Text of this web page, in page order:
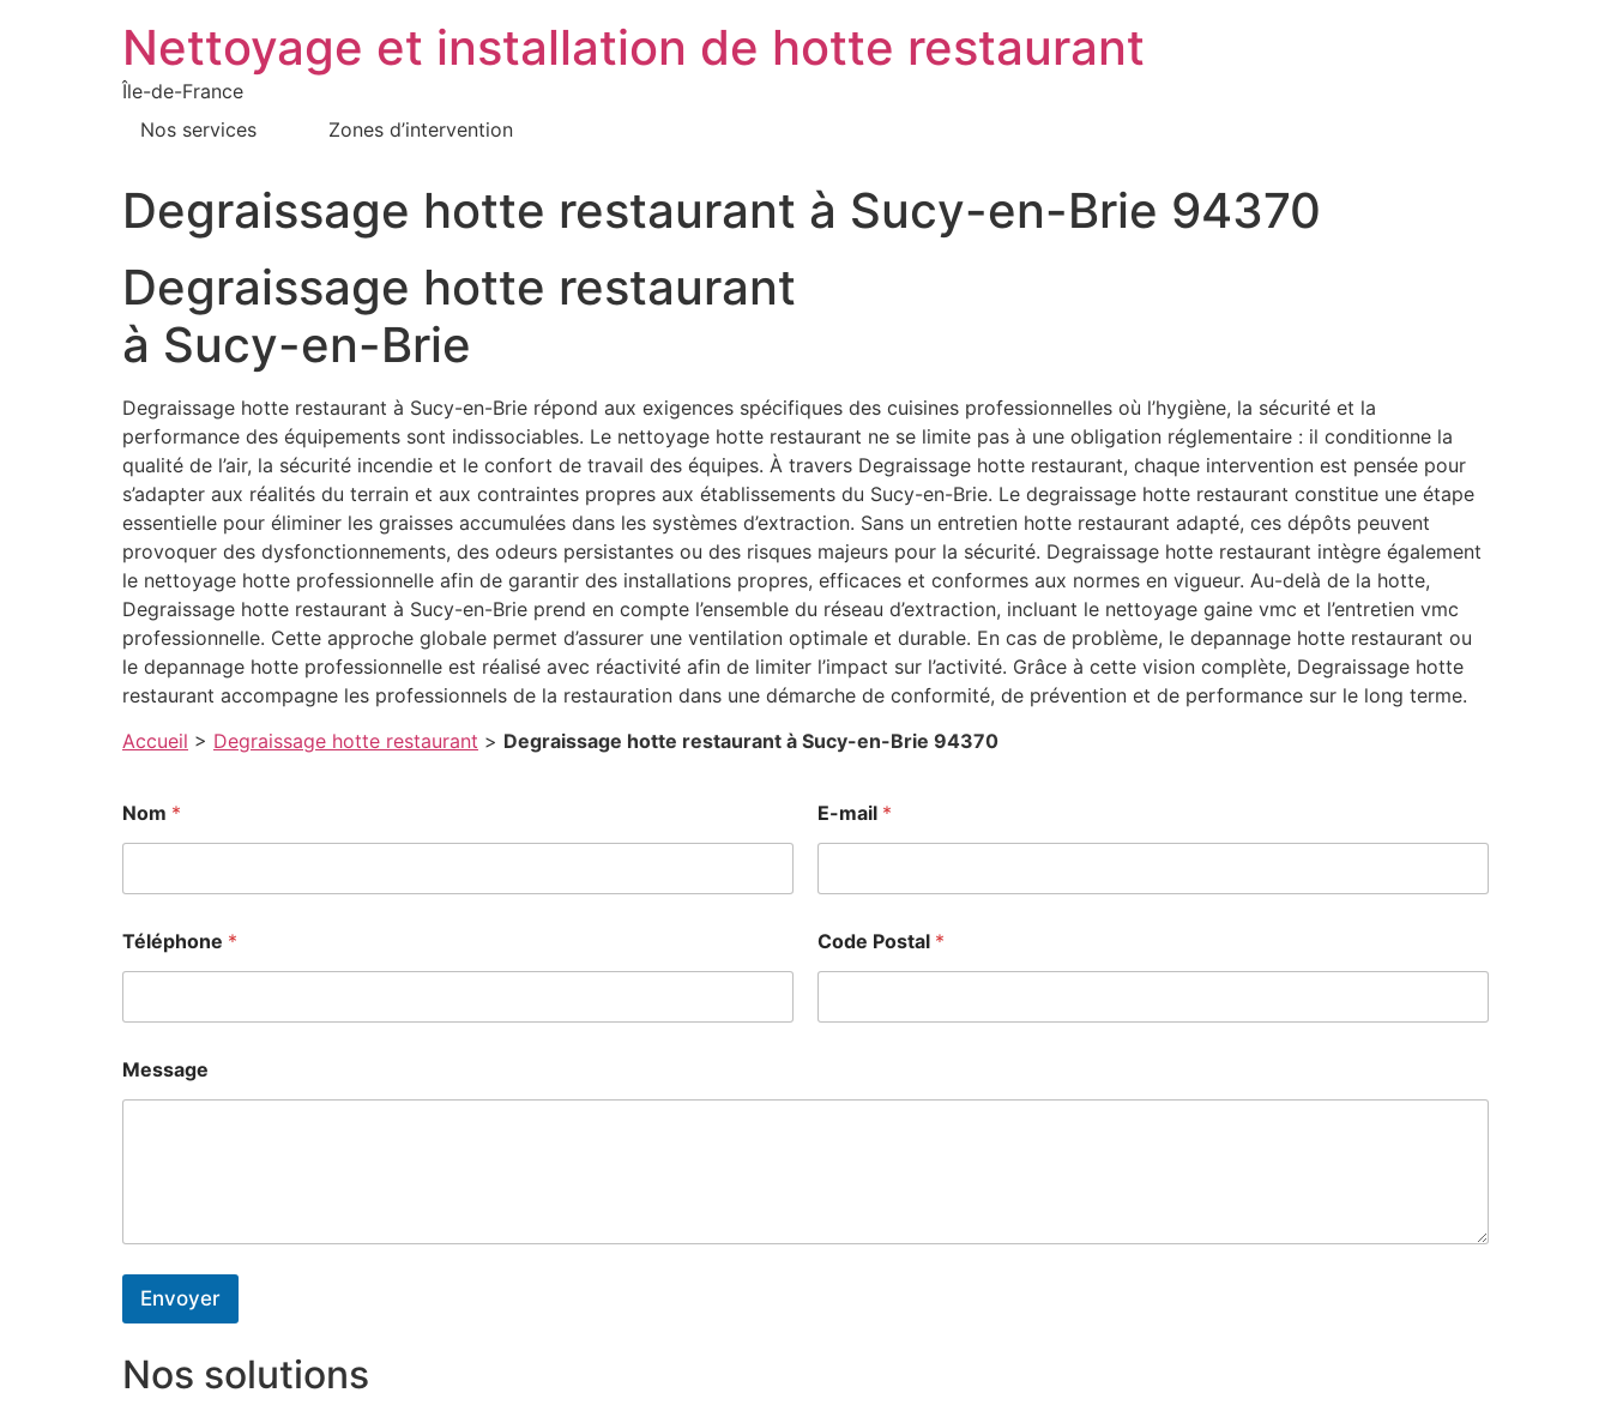
Nettoyage et installation de hotte restaurant
Île-de-France
Nos services
Zones d’intervention
Degraissage hotte restaurant à Sucy-en-Brie 94370
Degraissage hotte restaurant
à Sucy-en-Brie
Degraissage hotte restaurant à Sucy-en-Brie répond aux exigences spécifiques des cuisines professionnelles où l’hygiène, la sécurité et la
performance des équipements sont indissociables. Le nettoyage hotte restaurant ne se limite pas à une obligation réglementaire : il conditionne la
qualité de l’air, la sécurité incendie et le confort de travail des équipes. À travers Degraissage hotte restaurant, chaque intervention est pensée pour
s’adapter aux réalités du terrain et aux contraintes propres aux établissements du Sucy-en-Brie. Le degraissage hotte restaurant constitue une étape
essentielle pour éliminer les graisses accumulées dans les systèmes d’extraction. Sans un entretien hotte restaurant adapté, ces dépôts peuvent
provoquer des dysfonctionnements, des odeurs persistantes ou des risques majeurs pour la sécurité. Degraissage hotte restaurant intègre également
le nettoyage hotte professionnelle afin de garantir des installations propres, efficaces et conformes aux normes en vigueur. Au-delà de la hotte,
Degraissage hotte restaurant à Sucy-en-Brie prend en compte l’ensemble du réseau d’extraction, incluant le nettoyage gaine vmc et l’entretien vmc
professionnelle. Cette approche globale permet d’assurer une ventilation optimale et durable. En cas de problème, le depannage hotte restaurant ou
le depannage hotte professionnelle est réalisé avec réactivité afin de limiter l’impact sur l’activité. Grâce à cette vision complète, Degraissage hotte
restaurant accompagne les professionnels de la restauration dans une démarche de conformité, de prévention et de performance sur le long terme.
Accueil > Degraissage hotte restaurant > Degraissage hotte restaurant à Sucy-en-Brie 94370
Nom * E-mail *
Téléphone * Code Postal *
Message
Envoyer
Nos solutions